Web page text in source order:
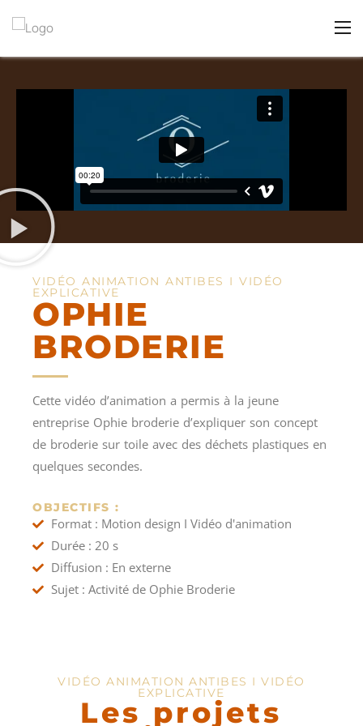
VIDÉO ANIMATION ANTIBES I VIDÉO
EXPLICATIVE
OPHIE
BRODERIE
Cette vidéo d’animation a permis à la jeune
entreprise Ophie broderie d’expliquer son concept
de broderie sur toile avec des déchets plastiques en
quelques secondes.
OBJECTIFS :
Format : Motion design I Vidéo d'animation
Durée : 20 s
Diffusion : En externe
Sujet : Activité de Ophie Broderie
VIDÉO ANIMATION ANTIBES I VIDÉO
EXPLICATIVE
Les projets